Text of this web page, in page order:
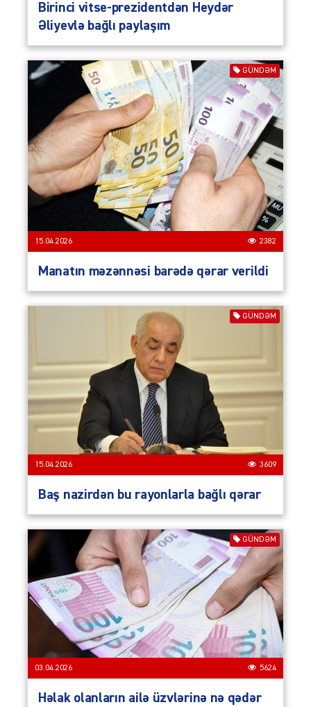
Birinci vitse-prezidentdən Heydər
Əliyevlə bağlı paylaşım
GÜNDƏM
15.04.2026 2382
Manatın məzənnəsi barədə qərar verildi
GÜNDƏM
15.04.2026 3609
Baş nazirdən bu rayonlarla bağlı qərar
GÜNDƏM
03.04.2026 5624
Həlak olanların ailə üzvlərinə nə qədər